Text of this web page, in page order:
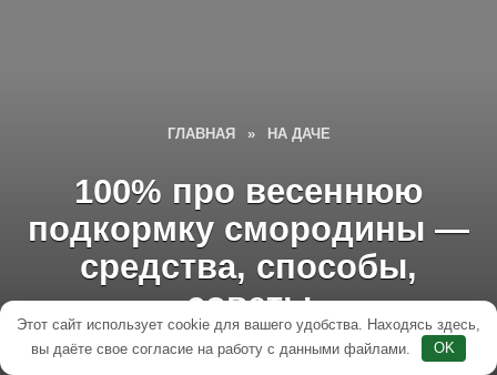
ГЛАВНАЯ » НА ДАЧЕ
100% про весеннюю
подкормку смородины —
средства, способы,
советы
Этот сайт использует cookie для вашего удобства. Находясь здесь,
вы даёте свое согласие на работу с данными файлами.
OK